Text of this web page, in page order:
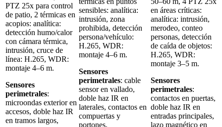
PTZ 25x para control
de patio, 2 térmicas en
acopios: analítica:
detección humo/calor
con cámara térmica,
intrusión, cruce de
línea: H.265, WDR:
montaje 4–6 m.
Sensores
perimetrales:
microondas exterior en
accesos, doble haz IR
en tramos largos,
sensibles: analítica:
intrusión, zona
prohibida, detección
persona/vehículo:
H.265, WDR:
montaje 4–6 m.
Sensores
perimetrales: cable
sensor en vallado,
doble haz IR en
laterales, contactos en
compuertas y
portones.
en áreas críticas:
analítica: intrusión,
merodeo, conteo
personas, detección
de caída de objetos:
H.265, WDR:
montaje 3–5 m.
Sensores
perimetrales:
contactos en puertas,
doble haz IR en
entradas principales,
lazo magnético en